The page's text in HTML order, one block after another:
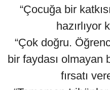
“Çocuğa bir
hazırlıyor
“Çok doğru.
bir faydası olmayan
fırsatı